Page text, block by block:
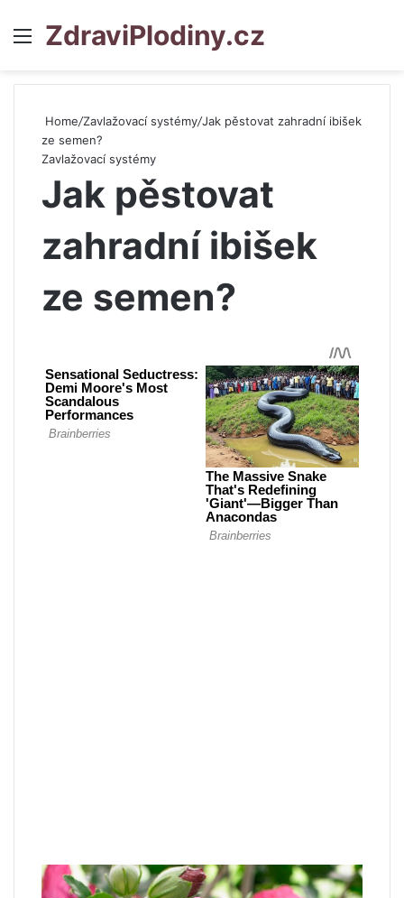
Menu
ZdraviPlodiny.cz
Home/Zavlažovací systémy/Jak pěstovat zahradní ibišek
ze semen?
Zavlažovací systémy
Jak pěstovat
zahradní ibišek
ze semen?